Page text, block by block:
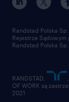
dla dostawców
pracuj w
złóż CV
Randstad Polska
Rejestrze Sądowym
Randstad Polska
RANDSTAD,
OF WORK są
2021